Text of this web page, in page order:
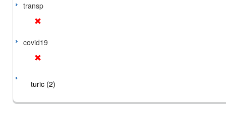
transp
covid19
turic (2)